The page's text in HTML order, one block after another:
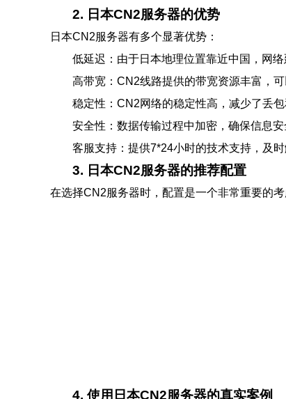
2. 日本CN2服务器的优势
日本CN2服务器有多个显著优势：
低延迟：由于日本地理位置靠近中国，网络
高带宽：CN2线路提供的带宽资源丰富，可
稳定性：CN2网络的稳定性高，减少了丢包
安全性：数据传输过程中加密，确保信息安
客服支持：提供7*24小时的技术支持，及时
3. 日本CN2服务器的推荐配置
在选择CN2服务器时，配置是一个非常重要的
4. 使用日本CN2服务器的真实案例